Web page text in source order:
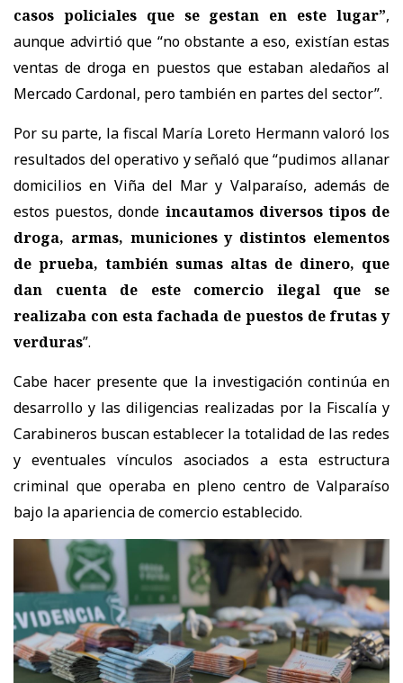
casos policiales que se gestan en este lugar”,
aunque advirtió que “no obstante a eso, existían estas
ventas de droga en puestos que estaban aledaños al
Mercado Cardonal, pero también en partes del sector”.
Por su parte, la fiscal María Loreto Hermann valoró los
resultados del operativo y señaló que “pudimos allanar
domicilios en Viña del Mar y Valparaíso, además de
estos puestos, donde incautamos diversos tipos de
droga, armas, municiones y distintos elementos
de prueba, también sumas altas de dinero, que
dan cuenta de este comercio ilegal que se
realizaba con esta fachada de puestos de frutas y
verduras”.
Cabe hacer presente que la investigación continúa en
desarrollo y las diligencias realizadas por la Fiscalía y
Carabineros buscan establecer la totalidad de las redes
y eventuales vínculos asociados a esta estructura
criminal que operaba en pleno centro de Valparaíso
bajo la apariencia de comercio establecido.